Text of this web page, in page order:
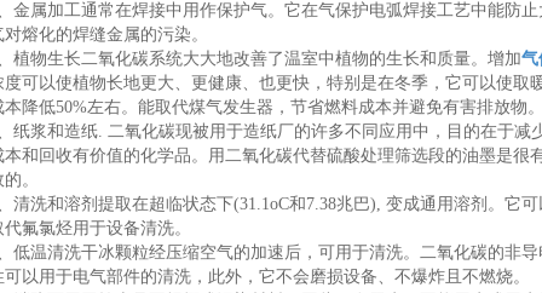
金属加工通常在焊接中用作保护气。它在气保护电弧焊接工艺中能防止
对熔化的焊缝金属的污染。
植物生长二氧化碳系统大大地改善了温室中植物的生长和质量。增加气
度可以使植物长地更大、更健康、也更快，特别是在冬季，它可以使取
本降低50%左右。能取代煤气发生器，节省燃料成本并避免有害排放物
纸浆和造纸. 二氧化碳现被用于造纸厂的许多不同应用中，目的在于减
本和回收有价值的化学品。用二氧化碳代替硫酸处理筛选段的油墨是很
。
清洗和溶剂提取在超临状态下(31.1oC和7.38兆巴), 变成通用溶剂。它可
代氟氯烃用于设备清洗。
低温清洗干冰颗粒经压缩空气的加速后，可用于清洗。二氧化碳的非导
可以用于电气部件的清洗，此外，它不会磨损设备、不爆炸且不燃烧。